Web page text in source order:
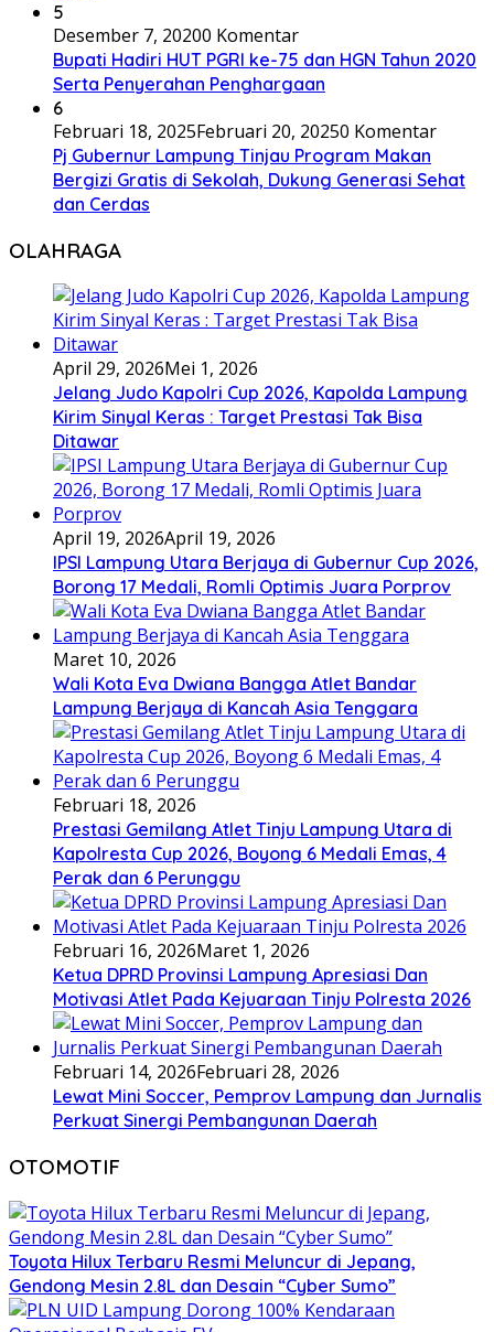
5
Desember 7, 20200 Komentar
Bupati Hadiri HUT PGRI ke-75 dan HGN Tahun 2020
Serta Penyerahan Penghargaan
6
Februari 18, 2025Februari 20, 20250 Komentar
Pj Gubernur Lampung Tinjau Program Makan
Bergizi Gratis di Sekolah, Dukung Generasi Sehat
dan Cerdas
OLAHRAGA
April 29, 2026Mei 1, 2026
Jelang Judo Kapolri Cup 2026, Kapolda Lampung
Kirim Sinyal Keras : Target Prestasi Tak Bisa
Ditawar
April 19, 2026April 19, 2026
IPSI Lampung Utara Berjaya di Gubernur Cup 2026,
Borong 17 Medali, Romli Optimis Juara Porprov
Maret 10, 2026
Wali Kota Eva Dwiana Bangga Atlet Bandar
Lampung Berjaya di Kancah Asia Tenggara
Februari 18, 2026
Prestasi Gemilang Atlet Tinju Lampung Utara di
Kapolresta Cup 2026, Boyong 6 Medali Emas, 4
Perak dan 6 Perunggu
Februari 16, 2026Maret 1, 2026
Ketua DPRD Provinsi Lampung Apresiasi Dan
Motivasi Atlet Pada Kejuaraan Tinju Polresta 2026
Februari 14, 2026Februari 28, 2026
Lewat Mini Soccer, Pemprov Lampung dan Jurnalis
Perkuat Sinergi Pembangunan Daerah
OTOMOTIF
Toyota Hilux Terbaru Resmi Meluncur di Jepang,
Gendong Mesin 2.8L dan Desain “Cyber Sumo”